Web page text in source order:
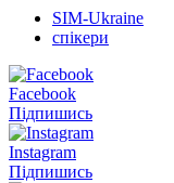
SIM-Ukraine
спікери
Facebook
Підпишись
Instagram
Підпишись